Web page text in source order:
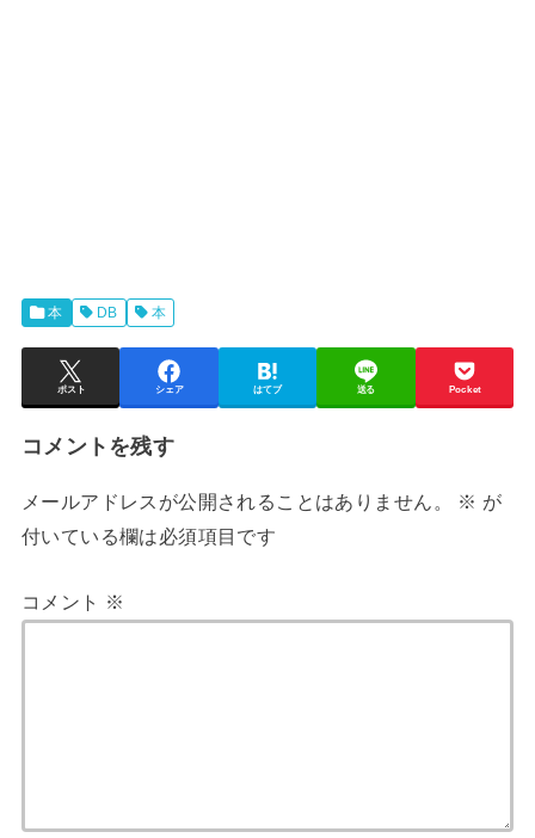
本 DB 本
ポスト シェア はてブ 送る Pocket
コメントを残す
メールアドレスが公開されることはありません。 ※ が
付いている欄は必須項目です
コメント ※